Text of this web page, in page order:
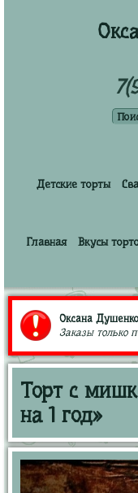
Детские торты
Главная Вкусы
Оксана
Заказы только
Торт с
на 1 год»